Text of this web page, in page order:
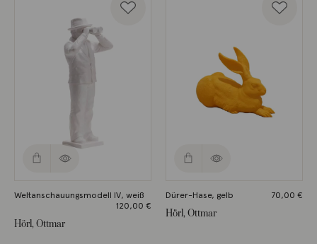
Weltanschauungsmodell IV, weiß
120,00 €
Hörl, Ottmar
Dürer-Hase, gelb 70,00 €
Hörl, Ottmar